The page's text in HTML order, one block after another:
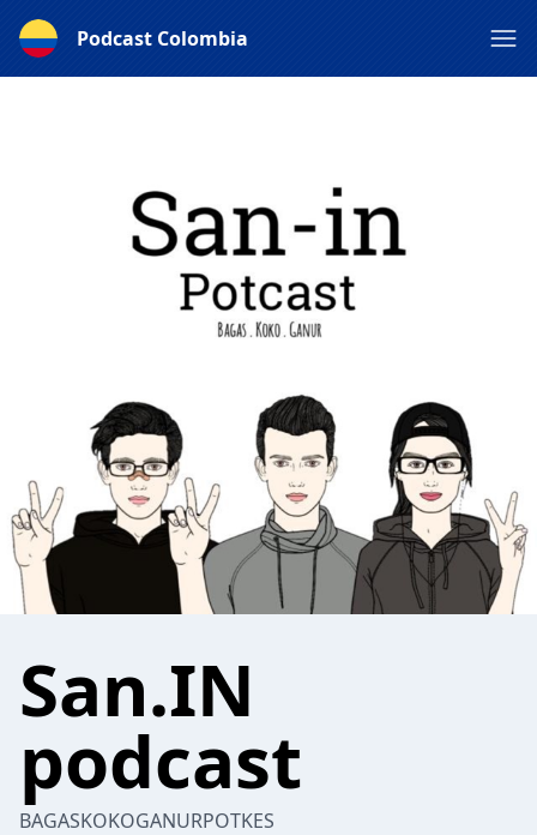
Podcast Colombia
San.IN
podcast
BAGASKOKOGANURPOTKES